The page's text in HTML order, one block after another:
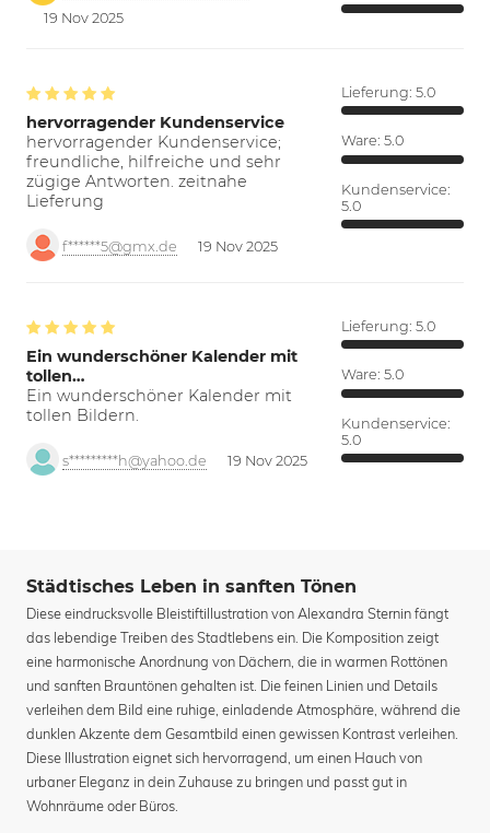
19 Nov 2025
hervorragender Kundenservice
hervorragender Kundenservice;
freundliche, hilfreiche und sehr
zügige Antworten. zeitnahe
Lieferung
f******5@gmx.de 19 Nov 2025
Lieferung: 5.0
Ware: 5.0
Kundenservice:
5.0
Ein wunderschöner Kalender mit
tollen…
Ein wunderschöner Kalender mit
tollen Bildern.
s*********h@yahoo.de 19 Nov 2025
Lieferung: 5.0
Ware: 5.0
Kundenservice:
5.0
Städtisches Leben in sanften Tönen
Diese eindrucksvolle Bleistiftillustration von Alexandra Sternin fängt
das lebendige Treiben des Stadtlebens ein. Die Komposition zeigt
eine harmonische Anordnung von Dächern, die in warmen Rottönen
und sanften Brauntönen gehalten ist. Die feinen Linien und Details
verleihen dem Bild eine ruhige, einladende Atmosphäre, während die
dunklen Akzente dem Gesamtbild einen gewissen Kontrast verleihen.
Diese Illustration eignet sich hervorragend, um einen Hauch von
urbaner Eleganz in dein Zuhause zu bringen und passt gut in
Wohnräume oder Büros.